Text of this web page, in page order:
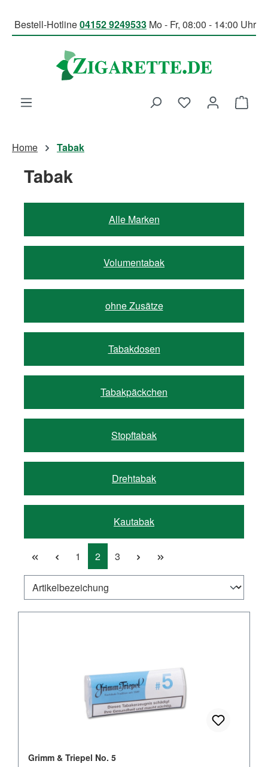
Bestell-Hotline04152 9249533 Mo - Fr, 08:00 - 14:00 Uhr
Du hast 0
Home Tabak
Tabak
Alle Marken
Volumentabak
ohne Zusätze
Tabakdosen
Tabakpäckchen
Stopftabak
Drehtabak
Kautabak
Seite
1 Seite
2 Seite
3
Grimm & Triepel No. 5